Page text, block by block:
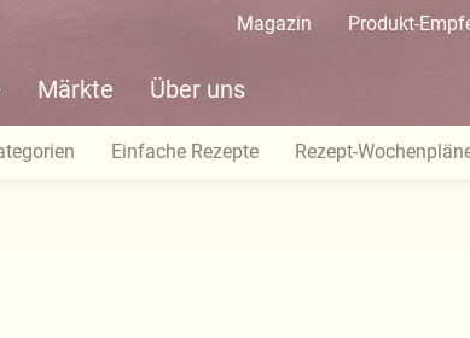
Magazin Produkt-
Märkte Über uns
Einfache Rezepte Rezept-